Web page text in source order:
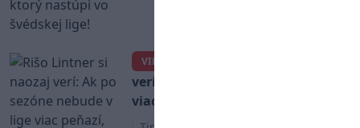
VIDEO
verí: Ak po sezóne nebude v lige
viac peňazí, tak odstúpim!